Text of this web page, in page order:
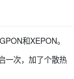
和XEPON。
一次，加了个散热